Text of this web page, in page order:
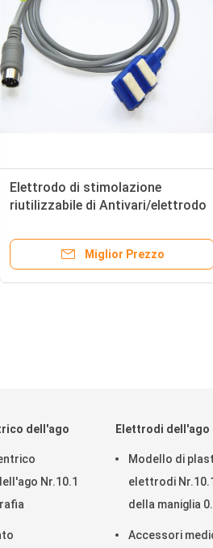
Elettrodo di stimolazione
riutilizzabile di Antivari/elettrodo
Antivari
Miglior Prezzo
dell'ago
Nr.10.1
Elettrodi dell'ago
Modello di
elettrodi
della maniglia
Accessori